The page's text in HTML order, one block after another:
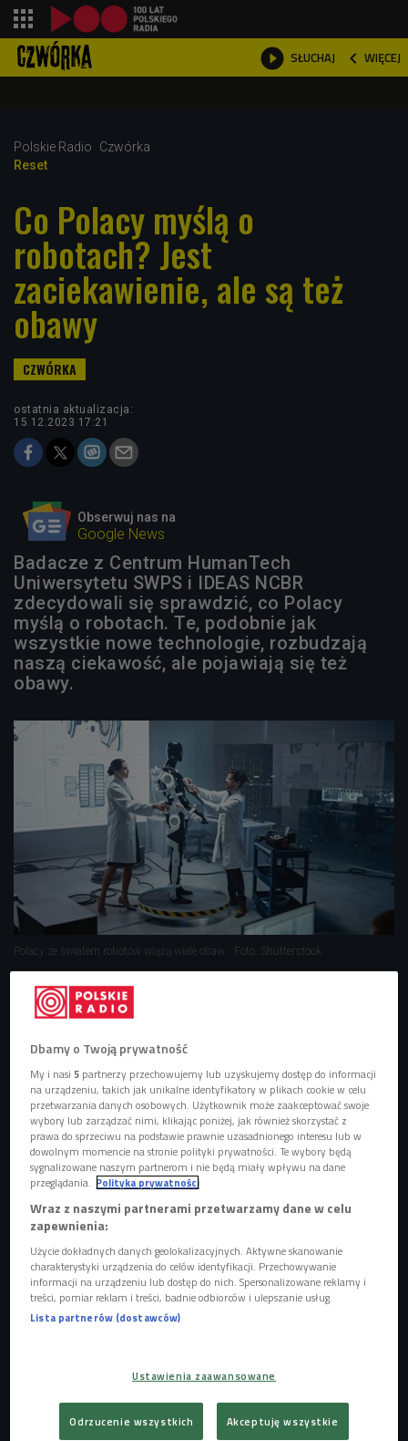
 SŁUCHAJ  WIĘCEJ

Polskie Radio
Czwórka
Reset
Co Polacy myślą o
robotach? Jest
zaciekawienie, ale są też
obawy
ostatnia aktualizacja:
15.12.2023 17:21
Obserwuj nas na
Google News
Badacze z Centrum HumanTech
Uniwersytetu SWPS i IDEAS NCBR
zdecydowali się sprawdzić, co Polacy
myślą o robotach. Te, podobnie jak
wszystkie nowe technologie, rozbudzają
naszą ciekawość, ale pojawiają się też
obawy.
Polacy ze światem robotów wiążą wiele obaw Foto: Shutterstock
Raport "Co Polacy myślą o robotach?" wyjaśnia,
jakie jest podejście polskiego społeczeństwa do
Badania przeprowadzili naukowcy z Centrum
HumanTech Uniwersytetu SWPS i IDEAS NCBR.
Polacy są zaciekawieni robotami, ale też mają sporo
obaw.
Bardziej ostrożne podejście do robotów mają
przedstawiciele młodszych pokoleń.
Widzimy potrzebę rozwoju robotyki, ale pod ścisłą
kontrolą.
Co Polacy myślą o robotach?
Raport "Co Polacy myślą o robotach?", przygotowany przez
społeczeństwa do tematu robotyzacji i robotów
humanoidalnych. Wyniki są niezwykle interesujące, mówią o
zaciekawieniu Polaków nowymi technologiami, ale też o
Dbamy o Twoją prywatność
My i nasi5 partnerzy przechowujemy lub uzyskujemy dostęp do informacji
na urządzeniu, takich jak unikalne identyfikatory w plikach cookie w celu
przetwarzania danych osobowych. Użytkownik może zaakceptować swoje
wybory lub zarządzać nimi, klikając poniżej, jak również skorzystać z
prawa do sprzeciwu na podstawie prawnie uzasadnionego interesu lub w
dowolnym momencie na stronie polityki prywatności. Te wybory będą
sygnalizowane naszym partnerom i nie będą miały wpływu na dane
przeglądania. Polityka prywatności
Wraz z naszymi partnerami przetwarzamy dane w celu
zapewnienia:
Użycie dokładnych danych geolokalizacyjnych. Aktywne skanowanie
charakterystyki urządzenia do celów identyfikacji. Przechowywanie
informacji na urządzeniu lub dostęp do nich. Spersonalizowane reklamy i
treści, pomiar reklam i treści, badnie odbiorców i ulepszanie usług.
Lista partnerów (dostawców)
Ustawienia zaawansowane
Odrzucenie wszystkich Akceptuję wszystkie